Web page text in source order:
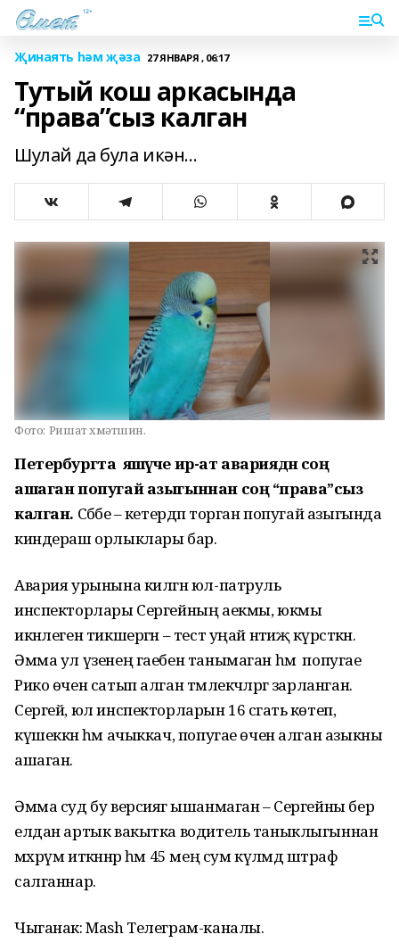
Җинаять һәм җәза 27 ЯНВАРЯ , 06:17
Тутый кош аркасында
“права”сыз калган
Шулай да була икән...
Фото: Ришат Әхмәтшин.
Петербургта яшәүче ир-ат авариядән соң
ашаган попугай азыгыннан соң “права”сыз
калган. Сәбәбе – кетердәп торган попугай азыгында
киндераш орлыклары бар.
Авария урынына килгән юл-патруль
инспекторлары Сергейның аекмы, юкмы
икәнлеген тикшергән – тест уңай нәтиҗә күрсәткән.
Әмма ул үзенең гаебен танымаган һәм попугае
Рико өчен сатып алган тәмлекәчләргә зарланган.
Сергей, юл инспекторларын 16 сәгать көтеп,
күшеккән һәм ачыккач, попугае өчен алган азыкны
ашаган.
Әмма суд бу версиягә ышанмаган – Сергейны бер
елдан артык вакытка водитель таныклыгыннан
мәхрүм иткәннәр һәм 45 мең сум күләмдә штраф
салганнар.
Чыганак: Mash Телеграм-каналы.